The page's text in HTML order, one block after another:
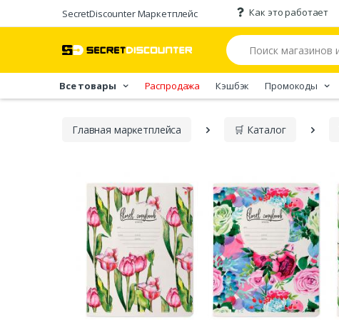
SecretDiscounter Маркетплейс Как это работает
Все товары Распродажа Кэшбэк Промокоды
Главная марĸетплейса 🛒 Каталог